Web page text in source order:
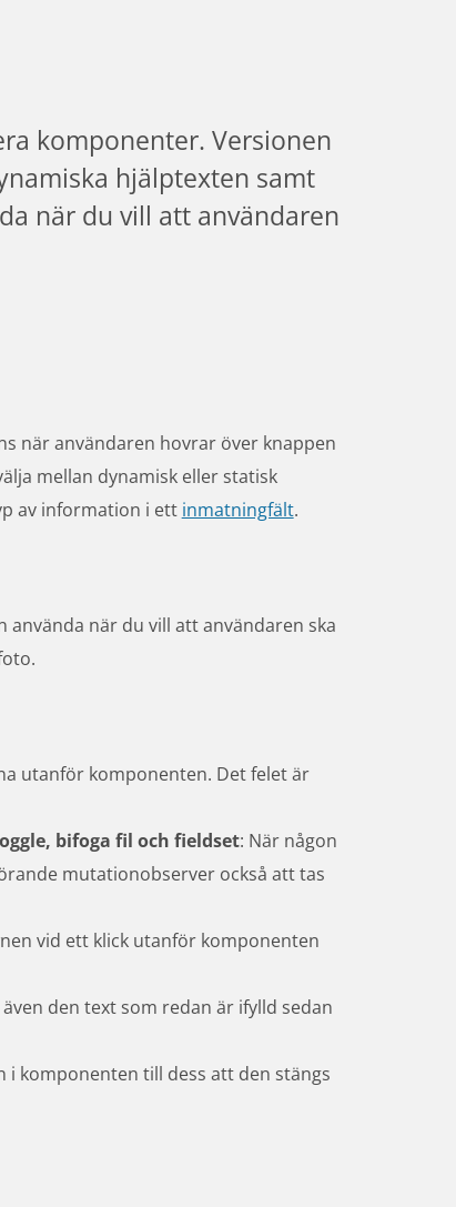
komponenter. Versionen
hjälptexten samt
när du vill att användaren
när användaren hovrar över knappen
mellan dynamisk eller statisk
av information i ett inmatningfält.
använda när du vill att användaren ska
utanför komponenten. Det felet är
bifoga fil och fieldset: När någon
mutationobserver också att tas
vid ett klick utanför komponenten
den text som redan är ifylld sedan
i komponenten till dess att den stängs